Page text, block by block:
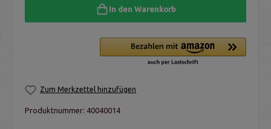
In den Warenkorb
Zum Merkzettel hinzufügen
Produktnummer: 40040014